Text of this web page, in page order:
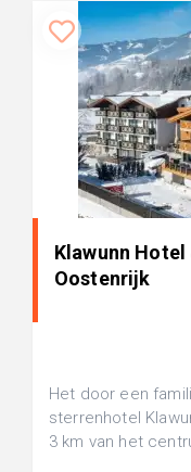
Klawunn
Oostenrijk
Het door een
sterrenhotel
3 km van het